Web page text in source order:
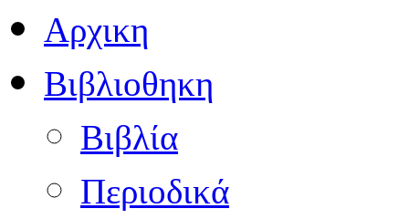
Αρχικη
Βιβλιοθηκη
Βιβλία
Περιοδικά